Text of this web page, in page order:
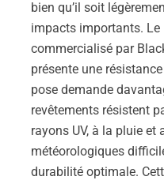
bien qu’il soit
impacts importants. Le
commercialisé par
présente une
pose demande
revêtements résistent
rayons UV, à la pluie et
météorologiques
durabilité optimale.